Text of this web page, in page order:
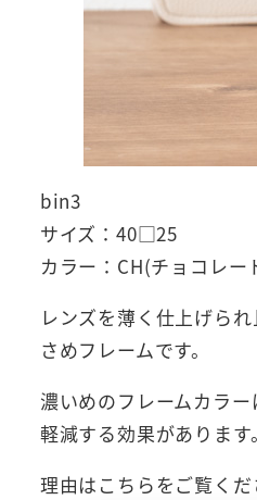
bin3
サイズ：40□25
カラー：CH(チョコレー
レンズを薄く仕上げら
さめフレームです。
濃いめのフレームカラ
軽減する効果があります。
理由はこちらをご覧くだ